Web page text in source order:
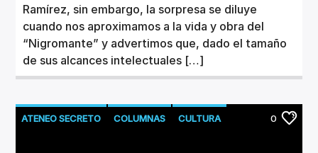
Ramírez, sin embargo, la sorpresa se diluye
cuando nos aproximamos a la vida y obra del
“Nigromante” y advertimos que, dado el tamaño
de sus alcances intelectuales […]
ATENEO SECRETO COLUMNAS CULTURA 0